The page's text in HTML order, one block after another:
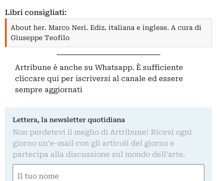
Libri consigliati:
About her. Marco Neri. Ediz. italiana e inglese. A cura di
Giuseppe Teofilo
Artribune è anche su Whatsapp. È sufficiente
cliccare qui per iscriversi al canale ed essere
sempre aggiornati
Lettera, la newsletter quotidiana
Non perdetevi il meglio di Artribune! Ricevi ogni
giorno un'e-mail con gli articoli del giorno e
partecipa alla discussione sul mondo dell'arte.